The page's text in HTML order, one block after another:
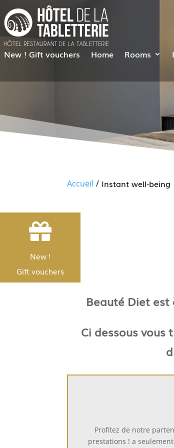
New ! Gift vouchers Home Rooms

Nouveau !
Les bons Cadeau

New !
Gift vouchers
Accueil Instant well-being
Beauté Diet est
Ci dessous
Profitez de notre
prestations ! a